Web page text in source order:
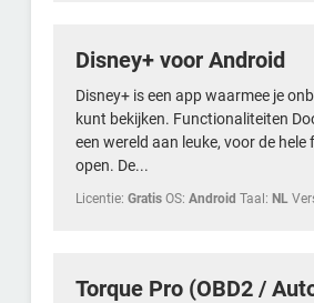
Disney+ voor Android
Disney+ is een app waarmee je
kunt bekijken. Functionaliteiten
een wereld aan leuke, voor de
open. De...
Licentie: Gratis OS: Android Taal: NL
Torque Pro (OBD2 /